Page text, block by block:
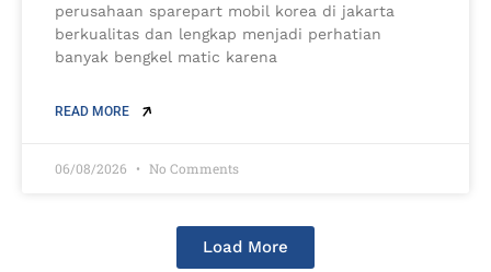
perusahaan sparepart mobil korea di jakarta
berkualitas dan lengkap menjadi perhatian
banyak bengkel matic karena
READ MORE
06/08/2026 No Comments
Load More